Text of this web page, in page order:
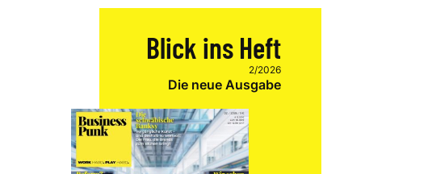
Blick ins Heft
2/2026
Die neue Ausgabe